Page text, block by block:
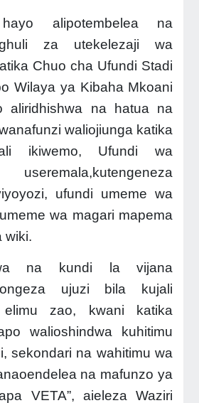
alipotembelea na
za utekelezaji wa
Chuo cha Ufundi Stadi
Wilaya ya Kibaha Mkoani
aliridhishwa na hatua na
waliojiunga katika
ikiwemo, Ufundi wa
ufundi umeme wa
wa magari mapema
wiki.
na kundi la vijana
ujuzi bila kujali
zao, kwani katika
walioshindwa kuhitimu
sekondari na wahitimu wa
na mafunzo ya
VETA”, aieleza Waziri